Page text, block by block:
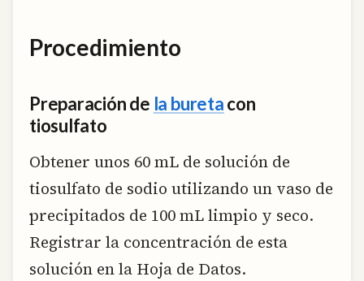
Procedimiento
Preparación de la buretacon
tiosulfato
Obtener unos 60 mL de solución de
tiosulfato de sodio utilizando un vaso de
precipitados de 100 mL limpio y seco.
Registrar la concentración de esta
solución en la Hoja de Datos.